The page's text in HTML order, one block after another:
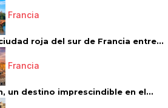
Francia
roja del sur de Francia entre...
Francia
un destino imprescindible en el...